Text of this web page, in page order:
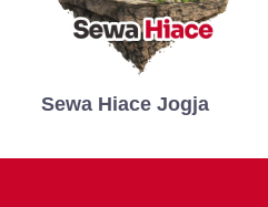
Sewa Hiace Jogja